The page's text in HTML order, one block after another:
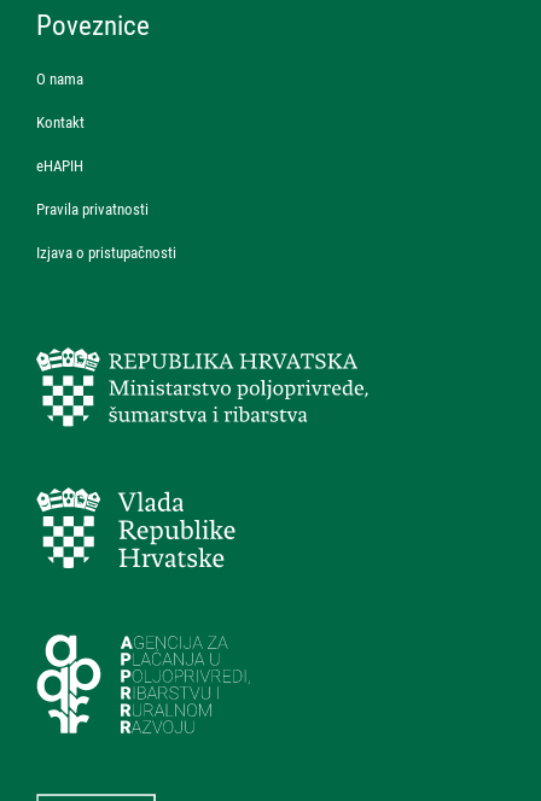
Poveznice
O nama
Kontakt
eHAPIH
Pravila privatnosti
Izjava o pristupačnosti